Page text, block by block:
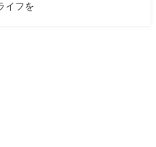
イフを